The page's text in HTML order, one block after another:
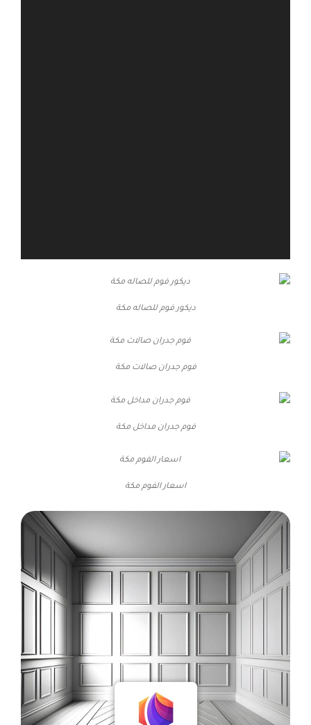
ديكور فوم للصاله مكة
فوم جدران صالات مكة
فوم جدران مداخل مكة
اسعار الفوم مكة